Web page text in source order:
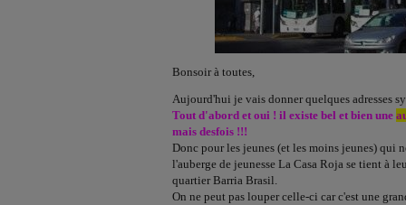
Bonsoir à toutes,
Aujourd'hui je vais donner quelques adresses
Tout d'abord et oui ! il existe bel et bien une
mais desfois !!!
Donc pour les jeunes (et les moins jeunes) qui
l'auberge de jeunesse La Casa Roja se tient à
quartier Barria Brasil.
On ne peut pas louper celle-ci car c'est une